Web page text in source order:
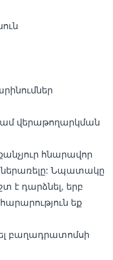
վերաթողարկման
հնարավոր
ներառելը: Նպատակը
է դարձնել, երբ
եք
բաղադրատոմսի